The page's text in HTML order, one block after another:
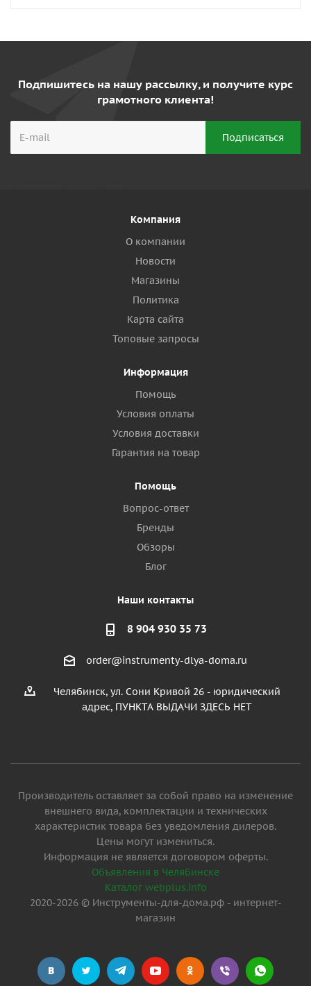
Подпишитесь на нашу рассылку, и получите курс
грамотного клиента!
Компания
О компании
Новости
Магазины
Политика
Карта сайта
Топовые запросы
Информация
Помощь
Условия оплаты
Условия доставки
Гарантия на товар
Помощь
Вопрос-ответ
Бренды
Обзоры
Блог
Наши контакты
8 904 930 35 73
order@instrumenty-dlya-doma.ru
Челябинск, ул. Сони Кривой 26 - юридический
адрес, ПУНКТА ВЫДАЧИ ЗДЕСЬ НЕТ
Производитель оставляет за собой право на изменение
внешнего вида, комплектации и технических
характеристик товара без уведомления дилеров.
Цены могут измениться.
Информация не является договором оферты.
Объявления в Челябинске
Каталог webplus.info
2020-2026 © Инструменты-для-дома.рф - интернет-
магазин